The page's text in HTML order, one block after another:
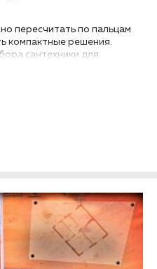
пересчитать по пальцам
компактные решения.
сантехники для